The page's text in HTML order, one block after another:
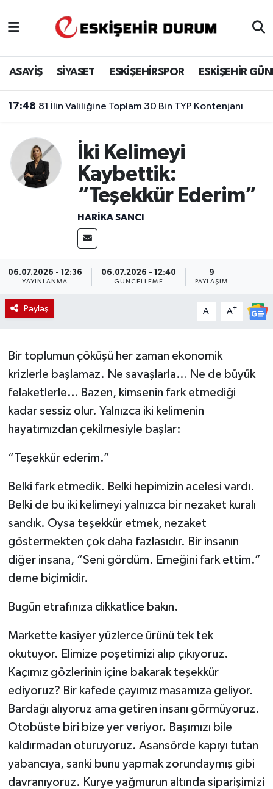
ASAYİŞ SİYASET ESKİŞEHİRSPOR ESKİŞEHİR
17:48 81 İlin Valiliğine Toplam 30 Bin TYP Kontenjanı
İki Kelimeyi
Kaybettik:
“Teşekkür Ederim”
HARIKA SANCI
06.07.2026 - 12:36
YAYINLANMA
06.07.2026 - 12:40
GÜNCELLEME
9
PAYLAŞIM
Paylaş A- A+
Bir toplumun çöküşü her zaman ekonomik
krizlerle başlamaz. Ne savaşlarla… Ne de büyük
felaketlerle… Bazen, kimsenin fark etmediği
kadar sessiz olur. Yalnızca iki kelimenin
hayatımızdan çekilmesiyle başlar:
“Teşekkür ederim.”
Belki fark etmedik. Belki hepimizin acelesi vardı.
Belki de bu iki kelimeyi yalnızca bir nezaket kuralı
sandık. Oysa teşekkür etmek, nezaket
göstermekten çok daha fazlasıdır. Bir insanın
diğer insana, “Seni gördüm. Emeğini fark ettim.”
deme biçimidir.
Bugün etrafınıza dikkatlice bakın.
Markette kasiyer yüzlerce ürünü tek tek
okutuyor. Elimize poşetimizi alıp çıkıyoruz.
Kaçımız gözlerinin içine bakarak teşekkür
ediyoruz? Bir kafede çayımız masamıza geliyor.
Bardağı alıyoruz ama getiren insanı görmüyoruz.
Otobüste biri bize yer veriyor. Başımızı bile
kaldırmadan oturuyoruz. Asansörde kapıyı tutan
yabancıya, sanki bunu yapmak zorundaymış gibi
davranıyoruz. Kurye yağmurun altında siparişimizi
Eskişehir Hava Durumu
Eskişehir Namaz Vakitleri
Eskişehir Trafik Yoğunluk Haritası
Süper Lig Puan Durumu ve Fikstür
Tüm Manşetler
Son Dakika Haberleri